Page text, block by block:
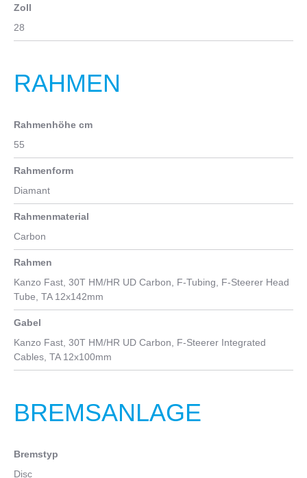
Zoll
28
RAHMEN
Rahmenhöhe cm
55
Rahmenform
Diamant
Rahmenmaterial
Carbon
Rahmen
Kanzo Fast, 30T HM/HR UD Carbon, F-Tubing, F-Steerer Head
Tube, TA 12x142mm
Gabel
Kanzo Fast, 30T HM/HR UD Carbon, F-Steerer Integrated
Cables, TA 12x100mm
BREMSANLAGE
Bremstyp
Disc